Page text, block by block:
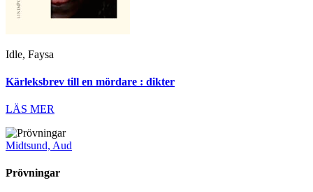
Idle, Faysa
Kärleksbrev till en mördare : dikter
LÄS MER
Midtsund, Aud
Prövningar